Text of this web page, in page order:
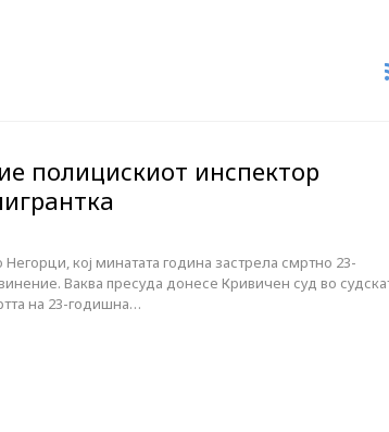
полицискиот инспектор
кој минатата година застрела смртно 23-
Ваква пресуда донесе Кривичен суд во
на 23-годишна…